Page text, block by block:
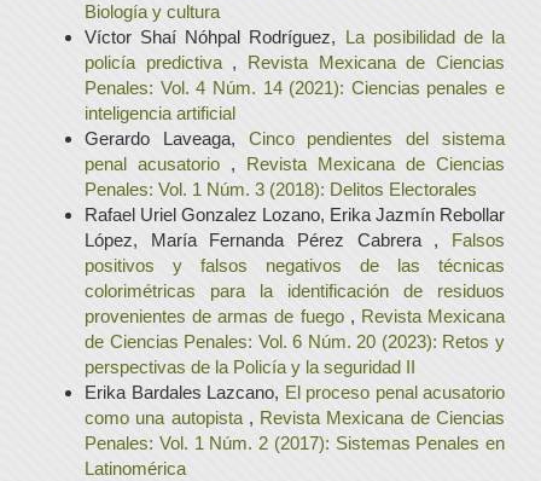
Biología y cultura
Víctor Shaí Nóhpal Rodríguez,
La posibilidad de la
policía predictiva ,
Revista Mexicana de Ciencias
Penales: Vol. 4 Núm. 14 (2021): Ciencias penales e
inteligencia artificial
Gerardo Laveaga, Cinco pendientes del sistema
penal acusatorio ,
Revista Mexicana de Ciencias
Penales: Vol. 1 Núm. 3 (2018): Delitos Electorales
Rafael Uriel Gonzalez Lozano, Erika Jazmín Rebollar
López, María Fernanda Pérez Cabrera ,
Falsos
positivos y falsos negativos de las técnicas
colorimétricas para la identificación de residuos
provenientes de armas de fuego , Revista Mexicana
de Ciencias Penales: Vol. 6 Núm. 20 (2023): Retos y
perspectivas de la Policía y la seguridad II
Erika Bardales Lazcano, El proceso penal acusatorio
como una autopista , Revista Mexicana de Ciencias
Penales: Vol. 1 Núm. 2 (2017): Sistemas Penales en
Latinomérica